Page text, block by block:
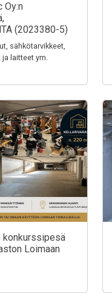
Oy:n
(2023380-5)
sähkötarvikkeet,
ja laitteet ym.
konkurssipesä
Loimaan